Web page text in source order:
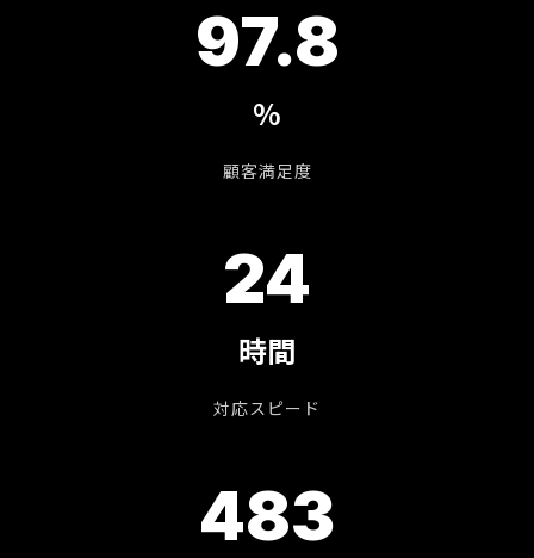
97.8
%
顧客満足度
24
時間
対応スピード
483